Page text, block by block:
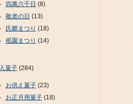
四萬六千日 (8)
敬老の日 (13)
氏郷まつり (18)
祇園まつり (14)
菓子(284)
お供え菓子(23)
お正月用菓子(18)